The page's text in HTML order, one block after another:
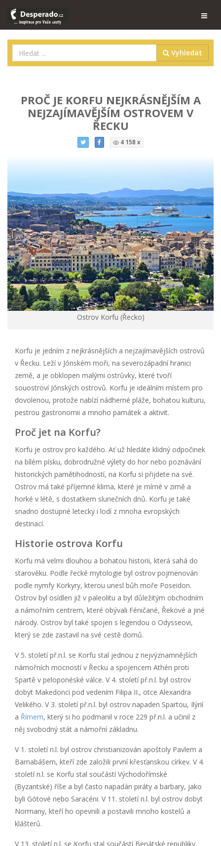
Vyhledat
PROČ JE KORFU NEJKRÁSNĚJŠÍM A
NEJZAJÍMAVĚJŠÍM OSTROVEM V
ŘECKU
4 158 x
Ostrov Korfu (Řecko)
Korfu je jedním z nejkrásnějších a nejzajímavějších ostrovů
v Řecku. Leží v Jónském moři, na severozápadní hranici
země, a je obklopen malými ostrůvky, které tvoří
souostroví Jónských ostrovů. Korfu je ideálním místem pro
dovolenou, protože nabízí nádherné pláže, bohatou kulturu,
pestrou gastronomii a mnoho památek a aktivit.
Proč jet na Korfu?
Korfu je ostrov pro každého. Ať už hledáte klidný odpočinek
na bílém písku, dobrodružné výlety do hor nebo poznávání
historických pamětihodností, na Korfu si přijdete na své.
Ostrov má také příjemné klima, které je mírné v zimě a
horké v létě, s dostatkem slunečních dnů. Korfu je také
snadno dostupné letecky i lodí z mnoha evropských
destinací.
Historie ostrova Korfu
Korfu má velmi dlouhou a bohatou historii, která sahá do
starověku. Podle řecké mytologie byl ostrov pojmenován
podle nymfy Korkyry, kterou unesl bůh moře Poseidon.
Ostrov byl osídlen již v paleolitu a byl důležitým obchodním
a námořním centrem, které obývali Féničané, Řekové a jiné
národy. Ostrov byl také spojen s legendou o Odysseovi,
který se zde zastavil na své cestě domů.
V 5. století př.n.l. se Korfu stal jednou z nejvýznamnějších
námořních mocností v Řecku a spojencem Athén proti
Spartě v peloponéské válce. V 4. století př.n.l. byl ostrov
dobyt Makedonci pod vedením Filipa II., otce Alexandra
Velikého. V 3. století př.n.l. byl ostrov napaden Spartou, Ilýrií
a Římem, který si ho podmanil v roce 229 př.n.l. a učinil z
něj svobodný stát a námořní základnu.
V 1. století n.l. byl ostrov christianizován apoštoly Pavlem a
Barnabášem, kteří zde založili první křesťanskou církev. V 4.
století n.l. se Korfu stal součástí Východořímské
(Byzantské) říše a byl často napadán piráty a barbary, jako
byli Gótové nebo Saracéni. V 11. století n.l. byl ostrov dobyt
Normany, kteří ho opevnili a postavili mnoho kostelů a
klášterů.
V 13. století n.l. se Korfu stal součástí Benátské republiky,